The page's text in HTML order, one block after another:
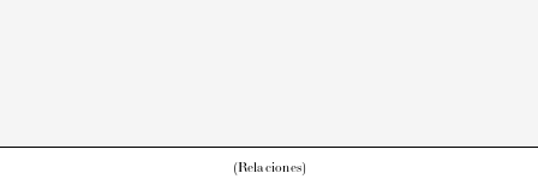
(Relaciones)